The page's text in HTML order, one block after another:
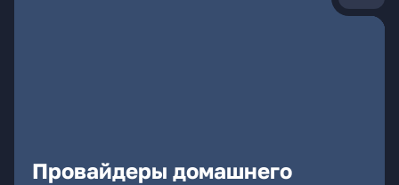
Провайдеры домашнего